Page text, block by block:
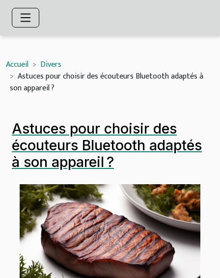
Accueil
Divers
Astuces pour choisir des écouteurs Bluetooth adaptés à
son appareil ?
Astuces pour choisir des
écouteurs Bluetooth adaptés
à son appareil ?